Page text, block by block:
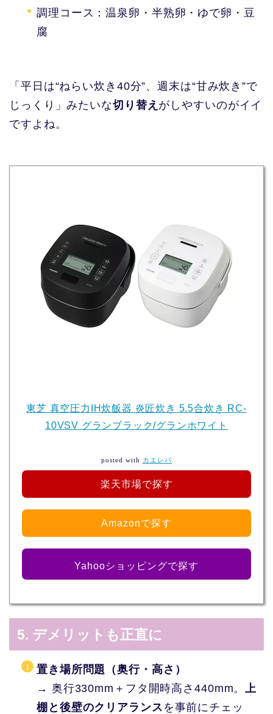
調理コース：温泉卵・半熟卵・ゆで卵・豆
腐
「平日は“ねらい炊き40分”、週末は“甘み炊き”で
じっくり」みたいな切り替え がしやすいのがイイ
ですよね。
東芝 真空圧力IH炊飯器 炎匠炊き 5.5合炊き RC-
10VSV グランブラック/グランホワイト
posted with カエレバ
楽天市場で探す
Amazonで探す
Yahooショッピングで探す
5. デメリットも正直に
置き場所問題（奥行・高さ）
→ 奥行330mm＋フタ開時高さ440mm。
上
棚と後壁のクリアランス を事前にチェッ